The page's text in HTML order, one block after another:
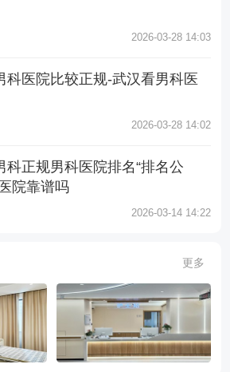
2026-03-28 14:03
科医院比较正规-武汉看男科医
2026-03-28 14:02
科正规男科医院排名“排名公
院靠谱吗
2026-03-14 14:22
更多